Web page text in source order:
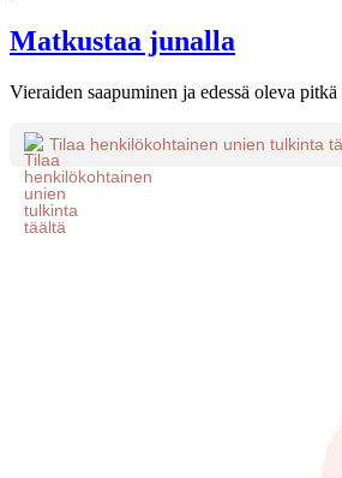
Matkustaa junalla
Vieraiden saapuminen ja edessä oleva pitkä
Tilaa henkilökohtainen unien tulkinta